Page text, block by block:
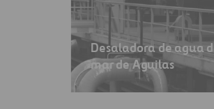
Desaladora de agua
mar de Aguilas